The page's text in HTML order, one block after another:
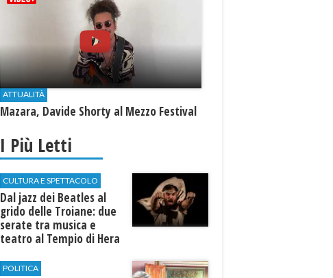
ATTUALITÀ
Mazara, Davide Shorty al Mezzo Festival
I Più Letti
CULTURA E SPETTACOLO
Dal jazz dei Beatles al
grido delle Troiane: due
serate tra musica e
teatro al Tempio di Hera
POLITICA